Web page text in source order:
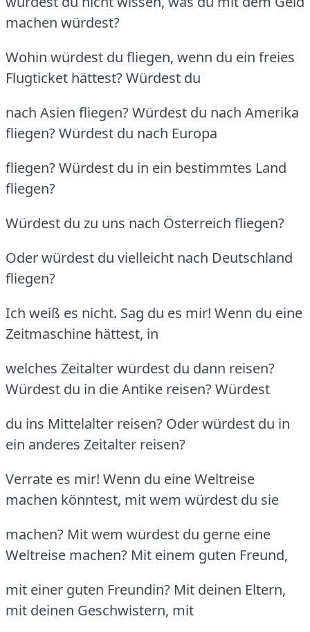
machen würdest?
Wohin würdest du fliegen, wenn du ein freies
Flugticket hättest? Würdest du
nach Asien fliegen? Würdest du nach Amerika
fliegen? Würdest du nach Europa
fliegen? Würdest du in ein bestimmtes Land
fliegen?
Würdest du zu uns nach Österreich fliegen?
Oder würdest du vielleicht nach Deutschland
fliegen?
Ich weiß es nicht. Sag du es mir! Wenn du eine
Zeitmaschine hättest, in
welches Zeitalter würdest du dann reisen?
Würdest du in die Antike reisen? Würdest
du ins Mittelalter reisen? Oder würdest du in
ein anderes Zeitalter reisen?
Verrate es mir! Wenn du eine Weltreise
machen könntest, mit wem würdest du sie
machen? Mit wem würdest du gerne eine
Weltreise machen? Mit einem guten Freund,
mit einer guten Freundin? Mit deinen Eltern,
mit deinen Geschwistern, mit